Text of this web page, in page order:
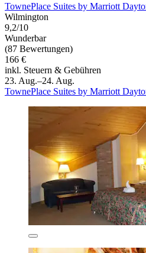
TownePlace Suites by Marriott
Wilmington
9,2/10
Wunderbar
(87 Bewertungen)
166 €
inkl. Steuern & Gebühren
23. Aug.–24. Aug.
TownePlace Suites by Marriott